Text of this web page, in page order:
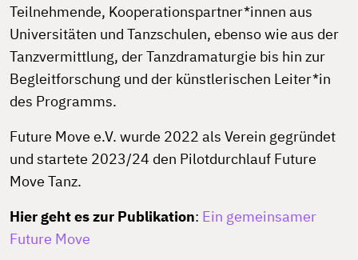
Teilnehmende, Kooperationspartner*innen aus
Universitäten und Tanzschulen, ebenso wie aus der
Tanzvermittlung, der Tanzdramaturgie bis hin zur
Begleitforschung und der künstlerischen Leiter*in
des Programms.
Future Move e.V. wurde 2022 als Verein gegründet
und startete 2023/24 den Pilotdurchlauf Future
Move Tanz.
Hier geht es zur Publikation: Ein gemeinsamer
Future Move